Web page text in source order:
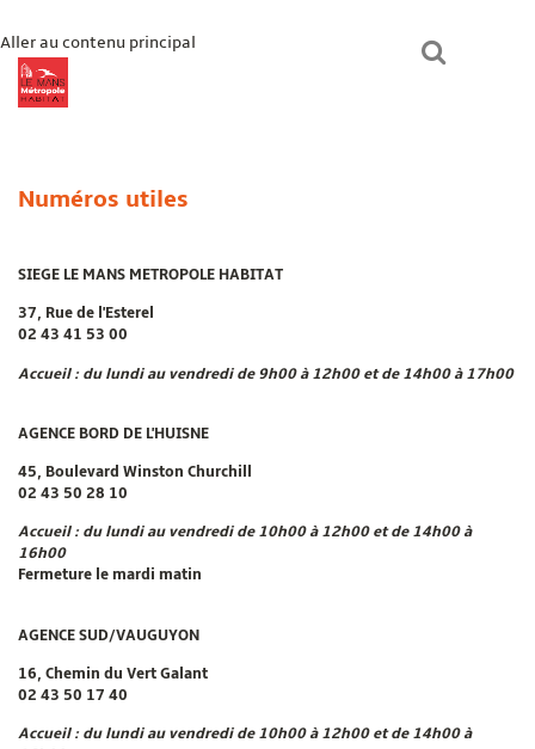
Aller au contenu principal
lmmhabitat.com
Paiement en ligne Mon espace
Numéros utiles
SIEGE LE MANS METROPOLE HABITAT
37, Rue de l'Esterel
02 43 41 53 00
Accueil : du lundi au vendredi de 9h00 à 12h00 et de 14h00 à 17h00
AGENCE BORD DE L'HUISNE
45, Boulevard Winston Churchill
02 43 50 28 10
Accueil : du lundi au vendredi de 10h00 à 12h00 et de 14h00 à
16h00
Fermeture le mardi matin
AGENCE SUD/VAUGUYON
16, Chemin du Vert Galant
02 43 50 17 40
Accueil : du lundi au vendredi de 10h00 à 12h00 et de 14h00 à